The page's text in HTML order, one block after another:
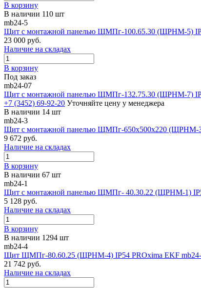
В корзину
В наличии 110 шт
mb24-5
Щит с монтажной панелью ЩМПг-100.65.30 (ЩРНМ-5)
23 000 руб.
Наличие на складах
В корзину
Под заказ
mb24-07
Щит с монтажной панелью ЩМПг-132.75.30 (ЩРНМ-7)
+7 (3452) 69-92-20 Уточняйте цену у менеджера
В наличии 14 шт
mb24-3
Щит с монтажной панелью ЩМПг-650х500х220 (ЩРНМ-
9 672 руб.
Наличие на складах
В корзину
В наличии 67 шт
mb24-1
Щит с монтажной панелью ЩМПг- 40.30.22 (ЩРНМ-1)
5 128 руб.
Наличие на складах
В корзину
В наличии 1294 шт
mb24-4
Щит ЩМПг-80.60.25 (ЩРНМ-4) IP54 PROxima EKF
21 742 руб.
Наличие на складах